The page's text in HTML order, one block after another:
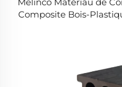
Melinco Matériau de
Composite Bois-